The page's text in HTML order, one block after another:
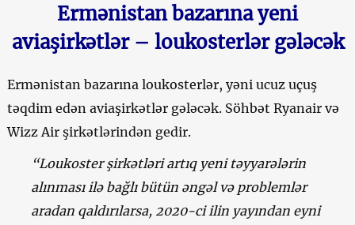
Ermənistan bazarına yeni
aviaşirkətlər – loukosterlər gələcək
Ermənistan bazarına loukosterlər, yəni ucuz uçuş
təqdim edən aviaşirkətlər gələcək. Söhbət Ryanair və
Wizz Air şirkətlərindən gedir.
“Loukoster şirkətləri artıq yeni təyyarələrin
alınması ilə bağlı bütün əngəl və problemlər
aradan qaldırılarsa, 2020-ci ilin yayından eyni